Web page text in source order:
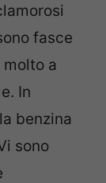
fasce
a
In
benzina
sono